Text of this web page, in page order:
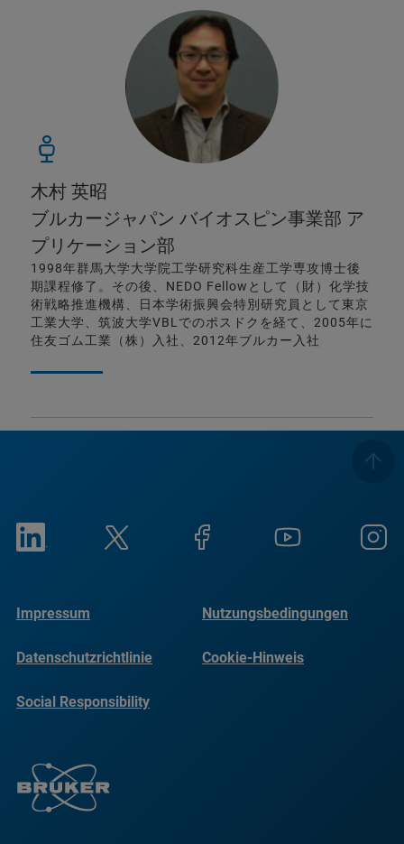
木村 英昭
ブルカージャパン バイオスピン事業部 ア
プリケーション部
1998年群馬大学大学院工学研究科生産工学専攻博士後
期課程修了。その後、NEDO Fellowとして（財）化学技
術戦略推進機構、日本学術振興会特別研究員として東京
工業大学、筑波大学VBLでのポスドクを経て、2005年に
住友ゴム工業（株）入社、2012年ブルカー入社
Impressum Nutzungsbedingungen
Datenschutzrichtlinie Cookie-Hinweis
Social Responsibility